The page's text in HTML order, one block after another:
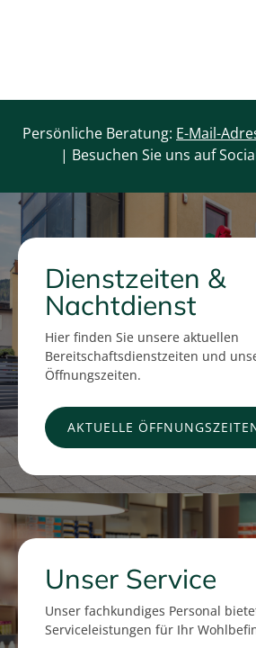
Persönliche Beratung: E-Mail-
| Besuchen Sie uns auf
Dienstzeiten &
Nachtdienst
Hier finden Sie unsere aktuellen
Bereitschaftsdienstzeiten und
Öffnungszeiten.
AKTUELLE
Unser Service
Unser fachkundiges Personal
Serviceleistungen für Ihr